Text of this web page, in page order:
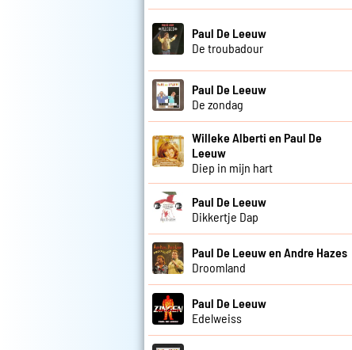
Paul De Leeuw
De troubadour
Paul De Leeuw
De zondag
Willeke Alberti en Paul De
Leeuw
Diep in mijn hart
Paul De Leeuw
Dikkertje Dap
Paul De Leeuw en Andre Hazes
Droomland
Paul De Leeuw
Edelweiss